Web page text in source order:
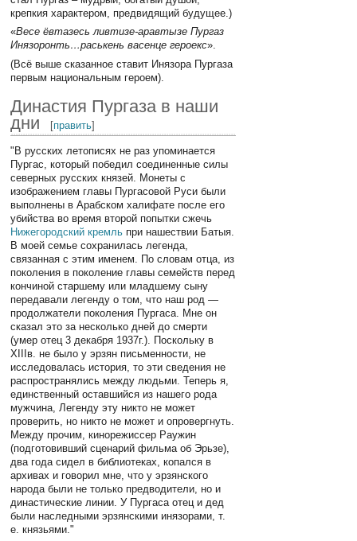
крепкия характером, предвидящий будущее.)
«Весе ёвтазесь ливтизе-аравтызе Пургаз
Инязоронть…раськень васенце героекс».
(Всё выше сказанное ставит Инязора Пургаза
первым национальным героем).
Династия Пургаза в наши
дни
[править]
"В русских летописях не раз упоминается
Пургас, который победил соединенные силы
северных русских князей. Монеты с
изображением главы Пургасовой Руси были
выполнены в Арабском халифате после его
убийства во время второй попытки сжечь
Нижегородский кремль при нашествии Батыя.
В моей семье сохранилась легенда,
связанная с этим именем. По словам отца, из
поколения в поколение главы семейств перед
кончиной старшему или младшему сыну
передавали легенду о том, что наш род —
продолжатели поколения Пургаса. Мне он
сказал это за несколько дней до смерти
(умер отец 3 декабря 1937г.). Поскольку в
XIIIв. не было у эрзян письменности, не
исследовалась история, то эти сведения не
распространялись между людьми. Теперь я,
единственный оставшийся из нашего рода
мужчина, Легенду эту никто не может
проверить, но никто не может и опровергнуть.
Между прочим, кинорежиссер Раужин
(подготовивший сценарий фильма об Эрьзе),
два года сидел в библиотеках, копался в
архивах и говорил мне, что у эрзянского
народа были не только предводители, но и
династические линии. У Пургаса отец и дед
были наследными эрзянскими инязорами, т.
е. князьями."